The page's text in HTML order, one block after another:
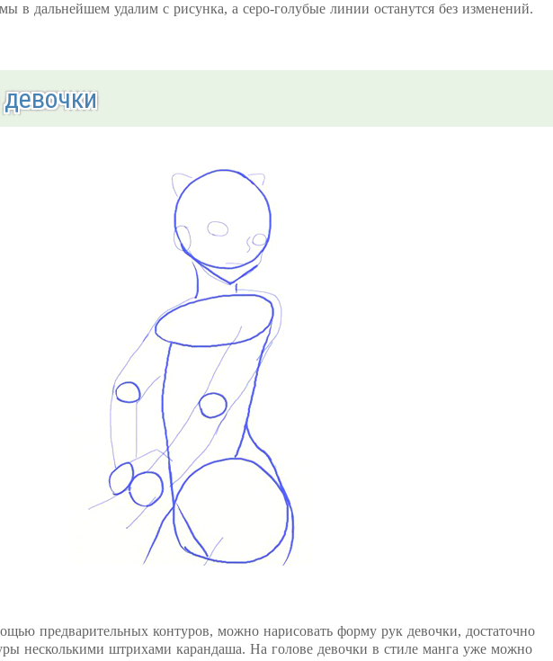
в дальнейшем удалим с рисунка, а серо-голубые линии останутся без изменений.
предварительных контуров, можно нарисовать форму рук девочки, достаточно
несколькими штрихами карандаша. На голове девочки в стиле манга уже можно